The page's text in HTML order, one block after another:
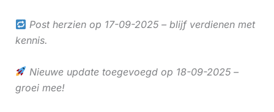
Post herzien op 17-09-2025 – blijf verdienen met
kennis.
Nieuwe update toegevoegd op 18-09-2025 –
groei mee!